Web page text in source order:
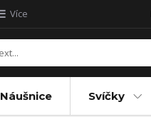
Více
Náušnice Svíčky